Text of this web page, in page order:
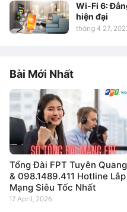
Wi-Fi 6:
hiện đại
tháng 4 27,
Bài Mới Nhất
Tổng Đài FPT Tuyên Quang
& 098.1489.411 Hotline Lắp
Mạng Siêu Tốc Nhất
17 April, 2026